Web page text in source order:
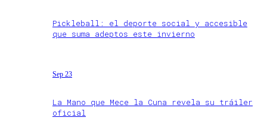
Pickleball: el deporte social y accesible
que suma adeptos este invierno
Sep 23
La Mano que Mece la Cuna revela su tráiler
oficial